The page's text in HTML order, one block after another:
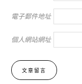
電子郵件地址
個人網站網址